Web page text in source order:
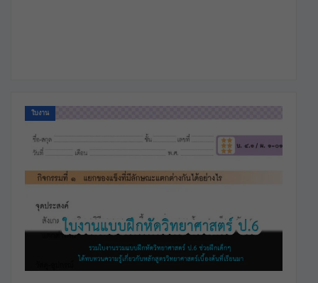
ใบงาน